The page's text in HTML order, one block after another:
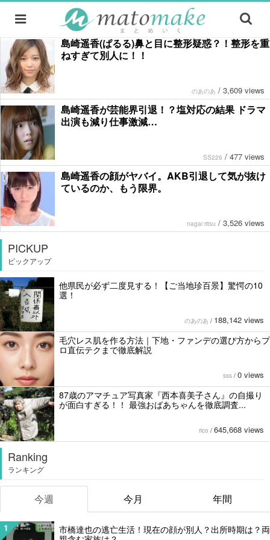
島崎遥香(ぱるる)鼻と目に整形疑惑？！整形を重
ねすぎて別人に！！
のあのあ / 3,609 views
島崎遥香が芸能界引退！？塩対応の結果 ドラマ
出演も減り仕事激減…
SS226 / 477 views
島崎遥香の顔がヤバイ。AKB引退して気が抜け
ているのか、もう限界。
nagai ritsu / 3,526 views
PICKUP
ピックアップ
他県民が必ず二度見する！【ご当地珍百景】驚愕の10
選！
のあのあ / 188,142 views
毛穴レス肌を作る方法｜下地・ファンデの選び方からプ
ロ直伝テクまで徹底解説
sss / 0 views
87歳のアマチュア写真家『西本喜美子さん』の自撮り
が面白すぎる！！ 最強おばあちゃんを徹底調査...
rico / 645,668 views
Ranking
ランキング
今週 今月 年間
1
市橋達也の逃亡生活！現在の顔が別人？出所時期は？両